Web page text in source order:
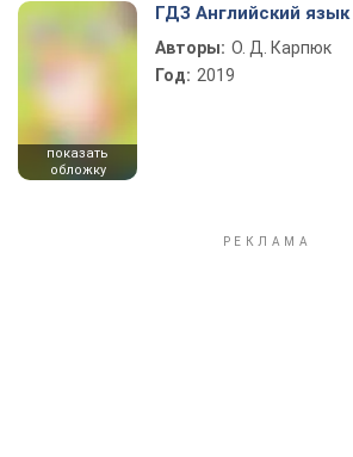
показать
обложку
ГДЗ Английский язык
Авторы: О. Д. Карпюк
Год: 2019